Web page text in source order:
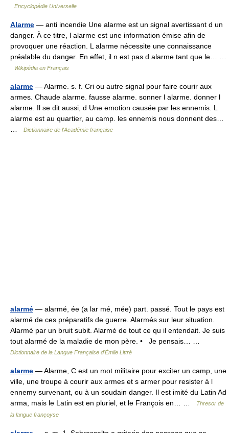
Encyclopédie Universelle
Alarme — anti incendie Une alarme est un signal avertissant d un
danger. À ce titre, l alarme est une information émise afin de
provoquer une réaction. L alarme nécessite une connaissance
préalable du danger. En effet, il n est pas d alarme tant que le… …
Wikipédia en Français
alarme — Alarme. s. f. Cri ou autre signal pour faire courir aux
armes. Chaude alarme. fausse alarme. sonner l alarme. donner l
alarme. Il se dit aussi, d Une emotion causée par les ennemis. L
alarme est au quartier, au camp. les ennemis nous donnent des…
Dictionnaire de l'Académie française
alarmé — alarmé, ée (a lar mé, mée) part. passé. Tout le pays est
alarmé de ces préparatifs de guerre. Alarmés sur leur situation.
Alarmé par un bruit subit. Alarmé de tout ce qu il entendait. Je suis
tout alarmé de la maladie de mon père. • Je pensais… …
Dictionnaire de la Langue Française d'Émile Littré
alarme — Alarme, C est un mot militaire pour exciter un camp, une
ville, une troupe à courir aux armes et s armer pour resister à l
ennemy survenant, ou à un soudain danger. Il est imité du Latin Ad
arma, mais le Latin est en pluriel, et le François en… …
Thresor de
la langue françoyse